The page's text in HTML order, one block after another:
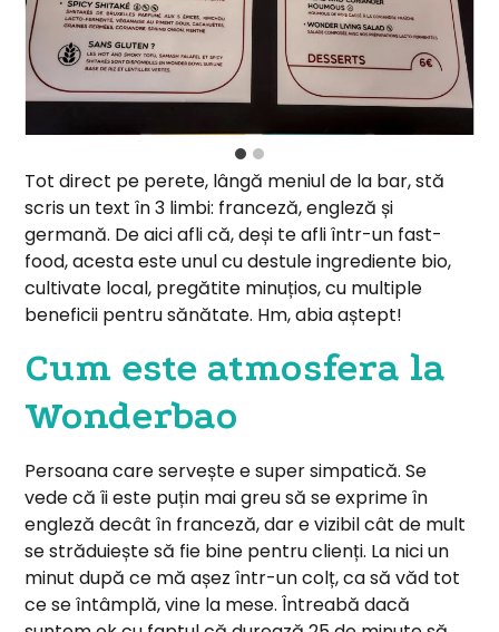
Tot direct pe perete, lângă meniul de la bar, stă
scris un text în 3 limbi: franceză, engleză și
germană. De aici afli că, deși te afli într-un fast-
food, acesta este unul cu destule ingrediente bio,
cultivate local, pregătite minuțios, cu multiple
beneficii pentru sănătate. Hm, abia aștept!
Cum este atmosfera la
Wonderbao
Persoana care servește e super simpatică. Se
vede că îi este puțin mai greu să se exprime în
engleză decât în franceză, dar e vizibil cât de mult
se străduiește să fie bine pentru clienți. La nici un
minut după ce mă așez într-un colț, ca să văd tot
ce se întâmplă, vine la mese. Întreabă dacă